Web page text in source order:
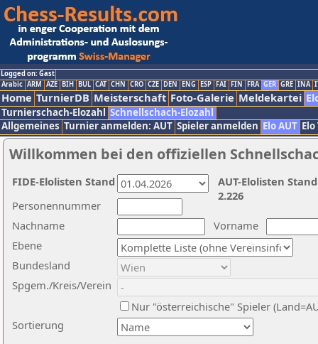
Logged on: Gast
Arabic ARM AZE BIH BUL CAT CHN CRO CZE DEN ENG ESP FAI FIN FRA GER GRE INA
Home TurnierDB Meisterschaft Foto-Galerie Meldekartei
Turnierschach-Elozahl Schnellschach-Elozahl
Allgemeines Turnier anmelden: AUT Spieler anmelden Elo AUT
Willkommen bei den offiziellen
Nachname
Vorname
Ebene
Sortierung
Personennummer
Bundesland
Spgem./Kreis/Verein
Nur "österreichische" Spieler
AUT-Elolisten
2.226
FIDE-Elolisten Stand